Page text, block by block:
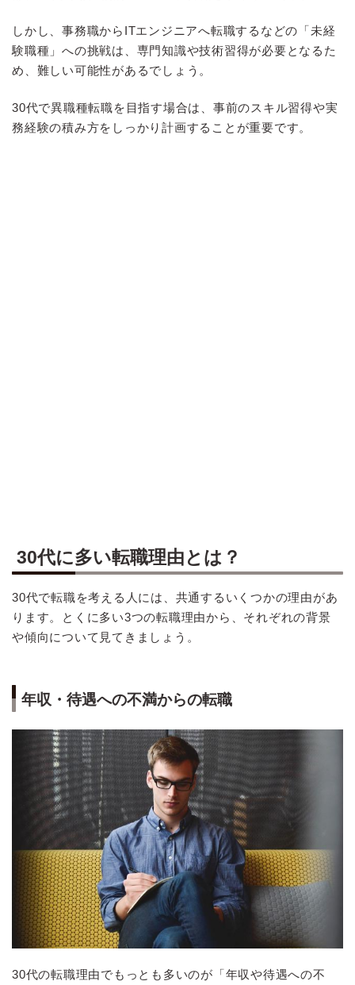
しかし、事務職からITエンジニアへ転職するなどの「未経
験職種」への挑戦は、専門知識や技術習得が必要となるた
め、難しい可能性があるでしょう。
30代で異職種転職を目指す場合は、事前のスキル習得や実
務経験の積み方をしっかり計画することが重要です。
30代に多い転職理由とは？
30代で転職を考える人には、共通するいくつかの理由があ
ります。とくに多い3つの転職理由から、それぞれの背景
や傾向について見てきましょう。
年収・待遇への不満からの転職
30代の転職理由でもっとも多いのが「年収や待遇への不